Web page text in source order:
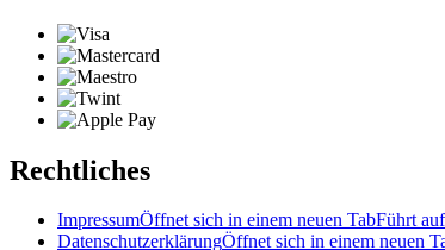
Rechtliches
ImpressumÖffnet sich in einem neuen TabFührt
DatenschutzerklärungÖffnet sich in einem neuen